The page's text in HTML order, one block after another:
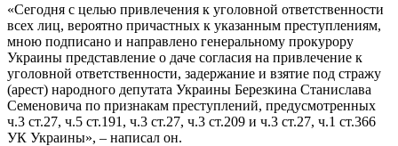
«Сегодня с целью привлечения к уголовной ответственности
всех лиц, вероятно причастных к указанным преступлениям,
мною подписано и направлено генеральному прокурору
Украины представление о даче согласия на привлечение к
уголовной ответственности, задержание и взятие под стражу
(арест) народного депутата Украины Березкина Станислава
Семеновича по признакам преступлений, предусмотренных
ч.3 ст.27, ч.5 ст.191, ч.3 ст.27, ч.3 ст.209 и ч.3 ст.27, ч.1 ст.366
УК Украины», – написал он.